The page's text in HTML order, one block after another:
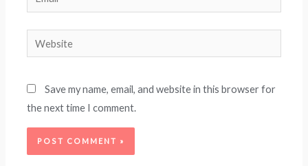
Website
Save my name, email, and website in this browser for
the next time I comment.